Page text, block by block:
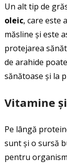
Un alt tip de
oleic, care este
măsline și este
protejarea
de arahide
sănătoase și la
Vitamine
Pe lângă
sunt și o sursă
pentru